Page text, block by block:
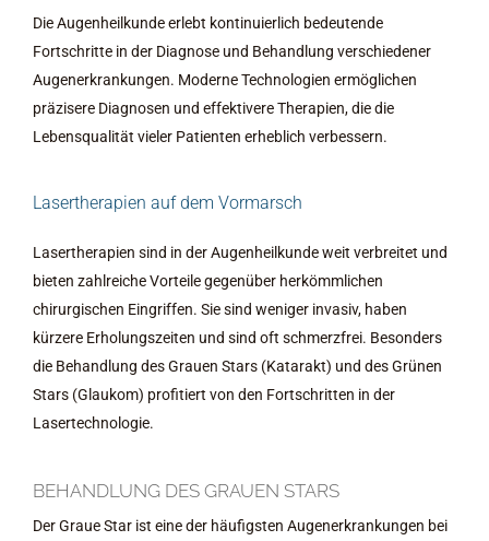
Die Augenheilkunde erlebt kontinuierlich bedeutende
Fortschritte in der Diagnose und Behandlung verschiedener
Augenerkrankungen. Moderne Technologien ermöglichen
präzisere Diagnosen und effektivere Therapien, die die
Lebensqualität vieler Patienten erheblich verbessern.
Lasertherapien auf dem Vormarsch
Lasertherapien sind in der Augenheilkunde weit verbreitet und
bieten zahlreiche Vorteile gegenüber herkömmlichen
chirurgischen Eingriffen. Sie sind weniger invasiv, haben
kürzere Erholungszeiten und sind oft schmerzfrei. Besonders
die Behandlung des Grauen Stars (Katarakt) und des Grünen
Stars (Glaukom) profitiert von den Fortschritten in der
Lasertechnologie.
BEHANDLUNG DES GRAUEN STARS
Der Graue Star ist eine der häufigsten Augenerkrankungen bei